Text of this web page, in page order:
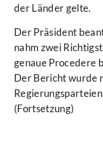
der Länder gelte.
Der Präsident
nahm zwei
genaue Procedere
Der Bericht wurde
(Fortsetzung)